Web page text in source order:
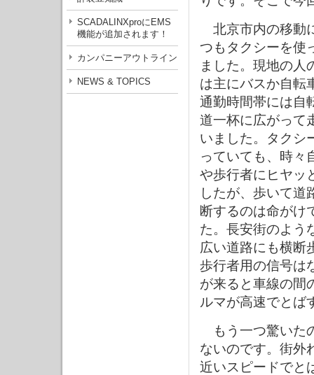
SCADALINXproにEMS
機能が追加されます！
カンパニーアウトライン
NEWS & TOPICS
北京市内の移動
つもタクシーを使
ました。現地の人
は主にバスか自転
通勤時間帯には自
道一杯に広がって
いました。タクシ
っていても、時々
や歩行者にヒヤッ
したが、歩いて道
断するのは命がけ
た。長安街のよう
広い道路にも横断
歩行者用の信号は
が来ると車線の間
ルマが高速でとば
もう一つ驚いた
ないのです。街外
近いスピードでと